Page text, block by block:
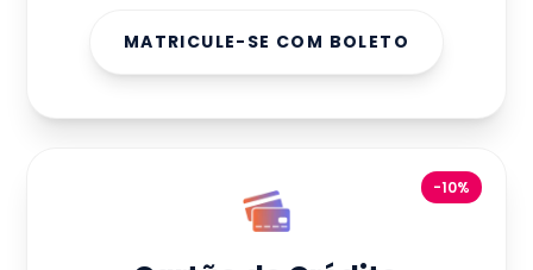
MATRICULE-SE COM BOLETO
-10%